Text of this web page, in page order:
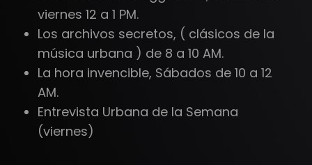
viernes 12 a 1 PM.
Los archivos secretos, ( clásicos de la
música urbana ) de 8 a 10 AM.
La hora invencible, Sábados de 10 a 12
AM.
Entrevista Urbana de la Semana
(viernes)